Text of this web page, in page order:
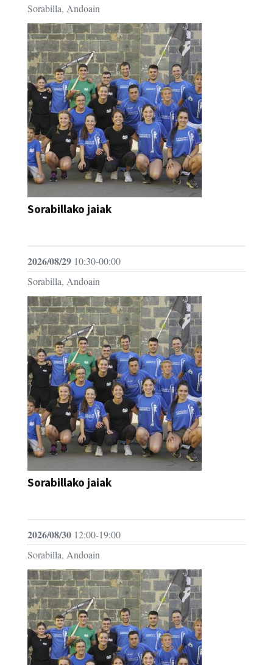
Sorabilla, Andoain
Sorabillako jaiak
2026/08/29 10:30-00:00
Sorabilla, Andoain
Sorabillako jaiak
2026/08/30 12:00-19:00
Sorabilla, Andoain